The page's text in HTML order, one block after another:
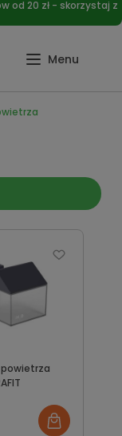
od 20 zł - skorzystaj z